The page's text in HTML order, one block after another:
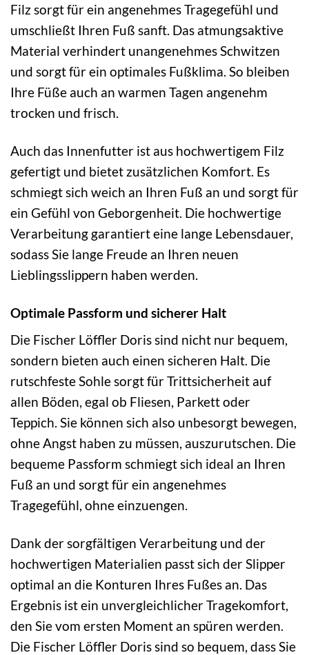
Filz sorgt für ein angenehmes Tragegefühl und
umschließt Ihren Fuß sanft. Das atmungsaktive
Material verhindert unangenehmes Schwitzen
und sorgt für ein optimales Fußklima. So bleiben
Ihre Füße auch an warmen Tagen angenehm
trocken und frisch.
Auch das Innenfutter ist aus hochwertigem Filz
gefertigt und bietet zusätzlichen Komfort. Es
schmiegt sich weich an Ihren Fuß an und sorgt für
ein Gefühl von Geborgenheit. Die hochwertige
Verarbeitung garantiert eine lange Lebensdauer,
sodass Sie lange Freude an Ihren neuen
Lieblingsslippern haben werden.
Optimale Passform und sicherer Halt
Die Fischer Löffler Doris sind nicht nur bequem,
sondern bieten auch einen sicheren Halt. Die
rutschfeste Sohle sorgt für Trittsicherheit auf
allen Böden, egal ob Fliesen, Parkett oder
Teppich. Sie können sich also unbesorgt bewegen,
ohne Angst haben zu müssen, auszurutschen. Die
bequeme Passform schmiegt sich ideal an Ihren
Fuß an und sorgt für ein angenehmes
Tragegefühl, ohne einzuengen.
Dank der sorgfältigen Verarbeitung und der
hochwertigen Materialien passt sich der Slipper
optimal an die Konturen Ihres Fußes an. Das
Ergebnis ist ein unvergleichlicher Tragekomfort,
den Sie vom ersten Moment an spüren werden.
Die Fischer Löffler Doris sind so bequem, dass Sie